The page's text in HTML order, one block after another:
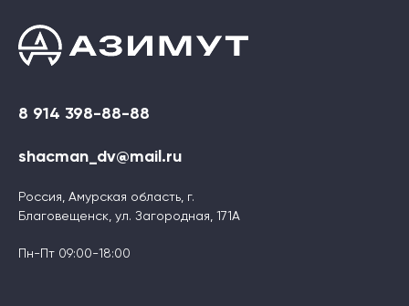
8 914 398-88-88
shacman_dv@mail.ru
Россия, Амурская область, г.
Благовещенск, ул. Загородная, 171А
Пн-Пт 09:00-18:00